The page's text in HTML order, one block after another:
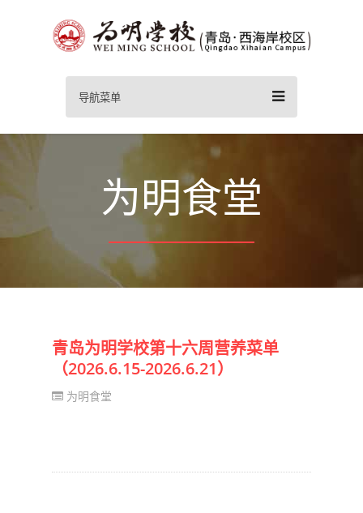
导航菜单
为明食堂
青岛为明学校第十六周营养菜单
（2026.6.15-2026.6.21）
为明食堂